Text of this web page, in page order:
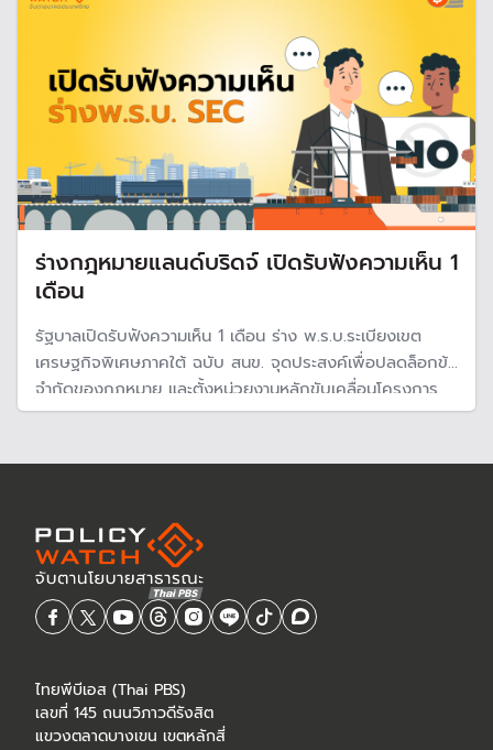
ร่างกฎหมายแลนด์บริดจ์ เปิดรับฟังความเห็น 1
เดือน
รัฐบาลเปิดรับฟังความเห็น 1 เดือน ร่าง พ.ร.บ.ระเบียงเขต
เศรษฐกิจพิเศษภาคใต้ ฉบับ สนข. จุดประสงค์เพื่อปลดล็อกข้อ
จำกัดของกฎหมาย และตั้งหน่วยงานหลักขับเคลื่อนโครงการ
แลนด์บริดจ์ เมกะโปรเจกต์ขนาดใหญ่เชื่อมโยงขนส่งระหว่าง
ไทยพีบีเอส (Thai PBS)
เลขที่ 145 ถนนวิภาวดีรังสิต
แขวงตลาดบางเขน เขตหลักสี่